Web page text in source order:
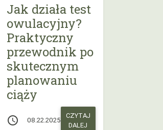
Jak działa test
owulacyjny?
Praktyczny
przewodnik po
skutecznym
planowaniu
ciąży
access_time 08.22.2025
CZYTAJ
DALEJ